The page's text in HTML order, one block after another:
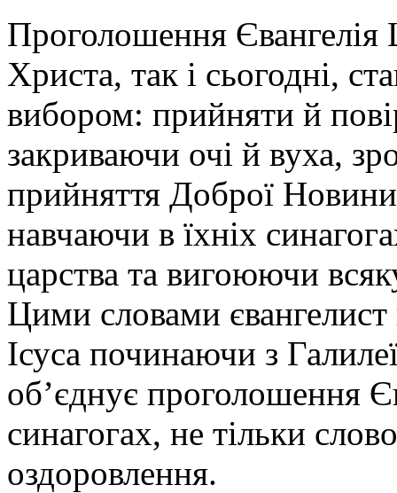
Проголошення Євангелія
Христа, так і сьогодні,
вибором: прийняти й
закриваючи очі й вуха,
прийняття Доброї
навчаючи в їхніх
царства та вигоюючи
Цими словами євангелист
Ісуса починаючи з
об’єднує проголошення
синагогах, не тільки
оздоровлення.